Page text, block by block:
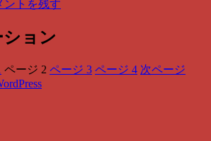
ントを残す
ョン
ページ 2 ページ 3 ページ 4 次ページ